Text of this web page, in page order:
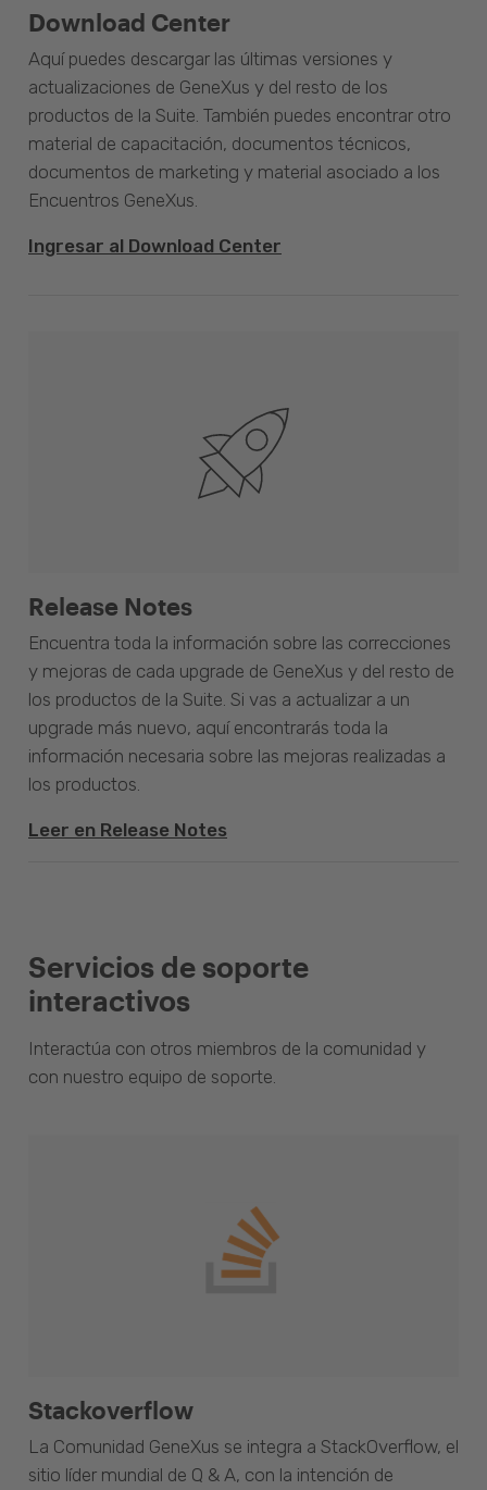
Download Center
Aquí puedes descargar las últimas versiones y
actualizaciones de GeneXus y del resto de los
productos de la Suite. También puedes encontrar otro
material de capacitación, documentos técnicos,
documentos de marketing y material asociado a los
Encuentros GeneXus.
Ingresar al Download Center
Release Notes
Encuentra toda la información sobre las correcciones
y mejoras de cada upgrade de GeneXus y del resto de
los productos de la Suite. Si vas a actualizar a un
upgrade más nuevo, aquí encontrarás toda la
información necesaria sobre las mejoras realizadas a
los productos.
Leer en Release Notes
Servicios de soporte
interactivos
Interactúa con otros miembros de la comunidad y
con nuestro equipo de soporte.
Stackoverflow
La Comunidad GeneXus se integra a StackOverflow, el
sitio líder mundial de Q & A, con la intención de